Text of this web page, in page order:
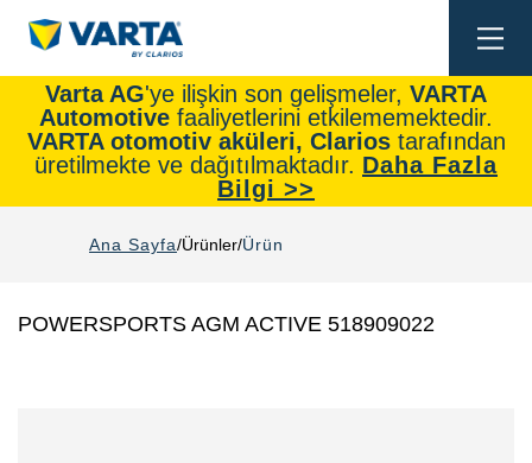
Varta AG'ye ilişkin son gelişmeler, VARTA
Automotive faaliyetlerini etkilememektedir.
VARTA otomotiv aküleri, Clarios tarafından
üretilmekte ve dağıtılmaktadır. Daha Fazla
Bilgi >>
Ana Sayfa Ürünler Ürün
POWERSPORTS AGM ACTIVE 518909022